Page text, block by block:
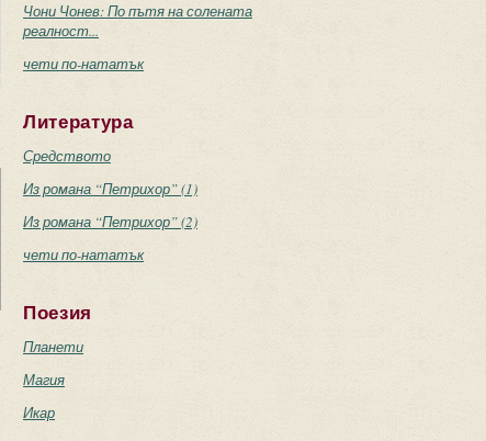
Чони Чонев: По пътя на солената
реалност...
чети по-нататък
Литература
Средството
Из романа “Петрихор” (1)
Из романа “Петрихор” (2)
чети по-нататък
Поезия
Планети
Магия
Икар